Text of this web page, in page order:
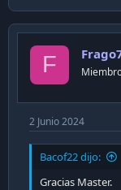
La idea que
limitaciones
traté de instalar
funcionó, sin
energía este se
sabe como
F
2 Junio 2024
Bacof22 dijo:
Gracias Master.